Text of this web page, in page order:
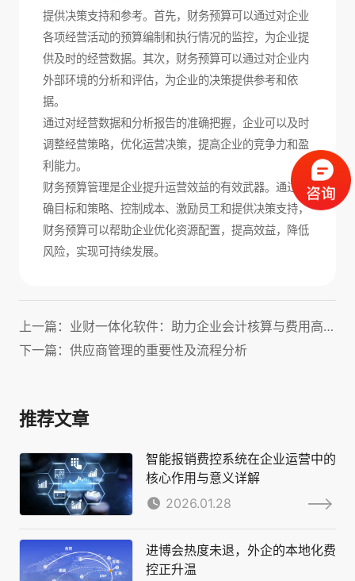
提供决策支持和参考。首先，财务预算可以通过对企业
各项经营活动的预算编制和执行情况的监控，为企业提
供及时的经营数据。其次，财务预算可以通过对企业内
外部环境的分析和评估，为企业的决策提供参考和依
据。
通过对经营数据和分析报告的准确把握，企业可以及时
调整经营策略，优化运营决策，提高企业的竞争力和盈
利能力。
财务预算管理是企业提升运营效益的有效武器。通过明
确目标和策略、控制成本、激励员工和提供决策支持，
财务预算可以帮助企业优化资源配置，提高效益，降低
风险，实现可持续发展。
上一篇：业财一体化软件：助力企业会计核算与费用高效管理！
下一篇：供应商管理的重要性及流程分析
推荐文章
智能报销费控系统在企业运营中的
核心作用与意义详解
2026.01.28
进博会热度未退，外企的本地化费
控正升温